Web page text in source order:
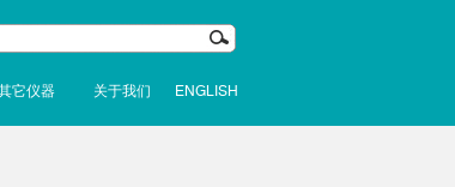
它仪器 关于我们 ENGLISH